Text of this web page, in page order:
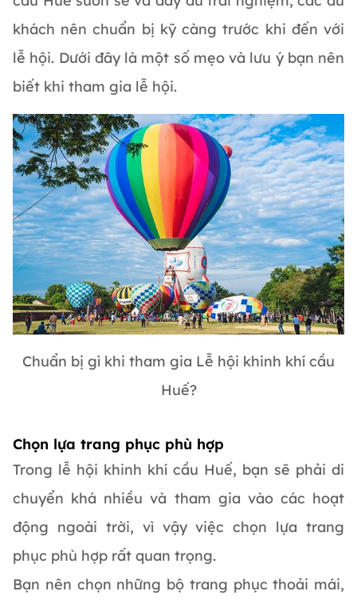
khách nên chuẩn bị kỹ càng trước khi đến với
lễ hội. Dưới đây là một số mẹo và lưu ý bạn nên
biết khi tham gia lễ hội.
Chuẩn bị gì khi tham gia Lễ hội khinh khí cầu
Huế?
Chọn lựa trang phục phù hợp
Trong lễ hội khinh khí cầu Huế, bạn sẽ phải di
chuyển khá nhiều và tham gia vào các hoạt
động ngoài trời, vì vậy việc chọn lựa trang
phục phù hợp rất quan trọng.
Bạn nên chọn những bộ trang phục thoải mái,